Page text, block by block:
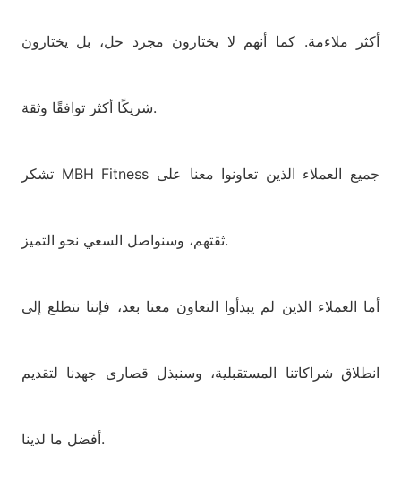
أكثر ملاءمة. كما أنهم لا يختارون مجرد حل، بل يختارون
شريكًا أكثر توافقًا وثقة.
تشكر MBH Fitness جميع العملاء الذين تعاونوا معنا على
ثقتهم، وسنواصل السعي نحو التميز.
أما العملاء الذين لم يبدأوا التعاون معنا بعد، فإننا نتطلع إلى
انطلاق شراكاتنا المستقبلية، وسنبذل قصارى جهدنا لتقديم
أفضل ما لدينا.